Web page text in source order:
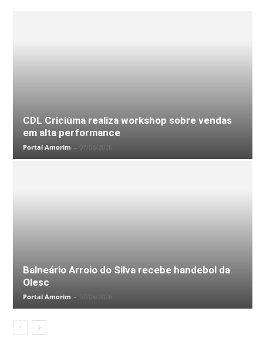
CDL Criciúma realiza workshop sobre vendas
em alta performance
Portal Amorim - 07/08/2026
Balneário Arroio do Silva recebe handebol da
Olesc
Portal Amorim - 07/08/2026